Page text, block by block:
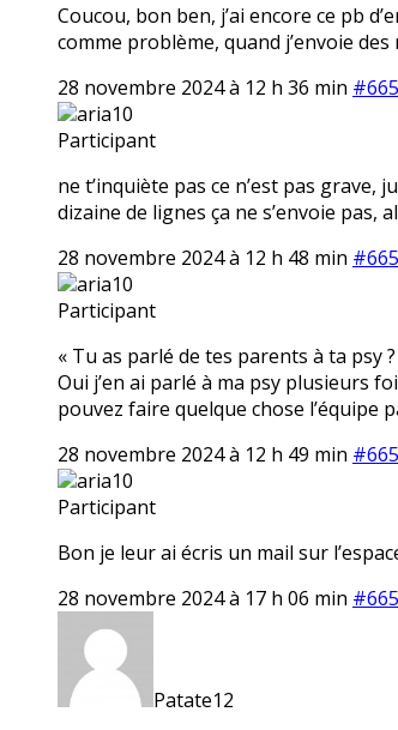
Coucou, bon ben, j’ai encore ce pb
comme problème, quand j’envoie
28 novembre 2024 à 12 h 36 min
aria10
Participant
ne t’inquiète pas ce n’est pas grave,
dizaine de lignes ça ne s’envoie pas,
28 novembre 2024 à 12 h 48 min
aria10
Participant
« Tu as parlé de tes parents à ta psy ?
Oui j’en ai parlé à ma psy plusieurs
pouvez faire quelque chose l’équipe
28 novembre 2024 à 12 h 49 min
aria10
Participant
Bon je leur ai écris un mail sur
28 novembre 2024 à 17 h 06 min
Patate12